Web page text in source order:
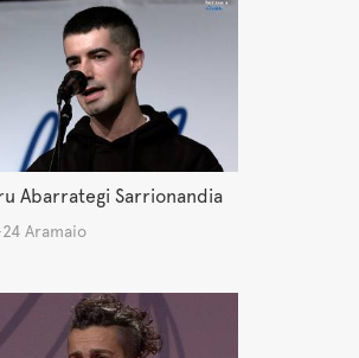
Abarrategi Sarrionandia
Aramaio